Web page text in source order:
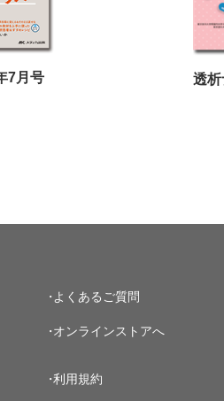
7月号
透
よくあるご質問
オンラインストアへ
利用規約